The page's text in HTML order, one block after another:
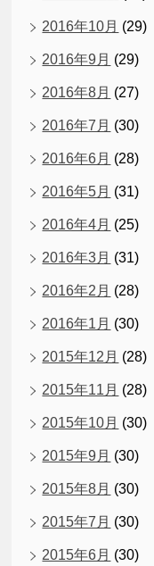
2016年10月 (29)
2016年9月 (29)
2016年8月 (27)
2016年7月 (30)
2016年6月 (28)
2016年5月 (31)
2016年4月 (25)
2016年3月 (31)
2016年2月 (28)
2016年1月 (30)
2015年12月 (28)
2015年11月 (28)
2015年10月 (30)
2015年9月 (30)
2015年8月 (30)
2015年7月 (30)
2015年6月 (30)